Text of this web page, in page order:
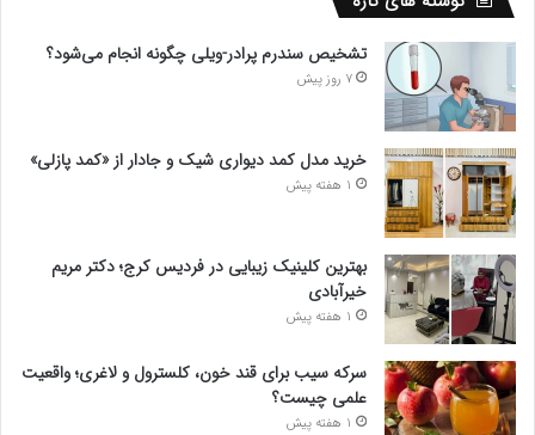
تشخیص سندرم پرادر-ویلی چگونه انجام می‌شود؟
7 روز پیش
خرید مدل کمد دیواری شیک و جادار از «کمد پازلی»
1 هفته پیش
بهترین کلینیک زیبایی در فردیس کرج؛ دکتر مریم
خیرآبادی
1 هفته پیش
سرکه سیب برای قند خون، کلسترول و لاغری؛ واقعیت
علمی چیست؟
1 هفته پیش